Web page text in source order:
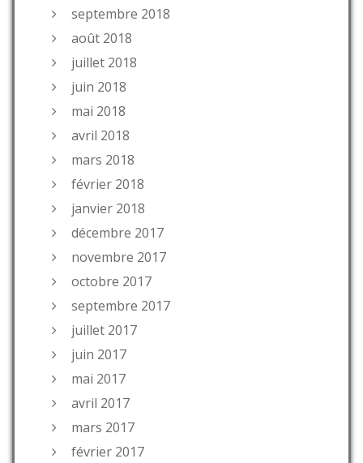
septembre 2018
août 2018
juillet 2018
juin 2018
mai 2018
avril 2018
mars 2018
février 2018
janvier 2018
décembre 2017
novembre 2017
octobre 2017
septembre 2017
juillet 2017
juin 2017
mai 2017
avril 2017
mars 2017
février 2017